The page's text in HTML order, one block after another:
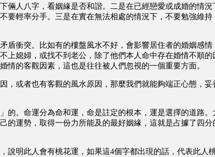
倆人八字，看姻緣是否和諧。二是在已經戀愛或成婚的情
要輕率分手。三是在實在無法相處的情況下，不要勉強維持
盾衝突。比如有的樓盤風水不好，會影響居住者的婚姻感
上媳婦，或找不到老公，除了他們本人命中存在婚情不順
的客觀因素，這也是往往被人們忽視的一個重要方面。
，或者也有客觀的風水原因，那麼我們就能夠端正心態，
的。命運分為命和運，命是註定的根本，運是選擇的道路
的運勢，取得一份力所能及的最好姻緣，這就是占據了四
說明此人會有桃花運，如果這4個字都出現的話，代表此人